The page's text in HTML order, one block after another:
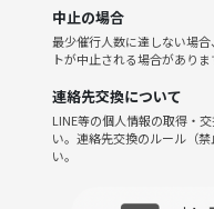
(事前クレジットから差し引
■参加服装■自由（私服、ス
中止の場合
最少催行人数に達しない場
トが中止される場合があり
連絡先交換について
LINE等の個人情報の取得・
い。連絡先交換のルール（
い。